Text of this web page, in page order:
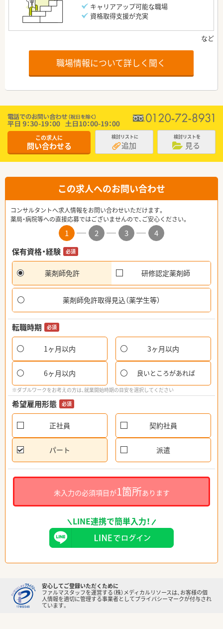
キャリアアップ可能な職場
資格取得支援が充実
職場情報について詳しく聞く
この求人に
問い合わせる
検討リストに
追加
検討リストを
見る
この求人へのお問い合わせ
コンサルタントへ求人情報をお問い合わせいただけます。
薬局・病院等への直接応募ではございませんので、ご安心ください。
1 2 3
4
保有資格・経験
必須
薬剤師免許 研修認定薬剤師
薬剤師免許取得見込（薬学生等）
転職時期 必須
1ヶ月以内 3ヶ月以内
6ヶ月以内 良いところがあれば
※ダブルワークをお考えの方は、就業開始時期の目安を選択してください
希望雇用形態 必須
正社員 契約社員
パート 派遣
未入力の必須項目が1箇所あります
LINE連携で簡単入力！
安心してご登録いただくために
ファルマスタッフを運営する（株）メディカルリソースは、お客様の個
人情報を適切に管理する事業者としてプライバシーマークが付与され
ています。